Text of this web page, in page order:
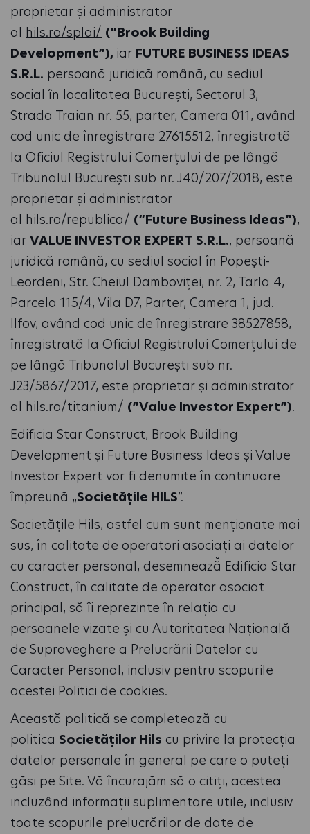
proprietar şi administrator
al hils.ro/splai/ (”Brook Building
Development”), iar FUTURE BUSINESS IDEAS
S.R.L. persoană juridică română, cu sediul
social în localitatea București, Sectorul 3,
Strada Traian nr. 55, parter, Camera 011, având
cod unic de înregistrare 27615512, înregistrată
la Oficiul Registrului Comerțului de pe lângă
Tribunalul București sub nr. J40/207/2018, este
proprietar și administrator
al hils.ro/republica/ (”Future Business Ideas”),
iar VALUE INVESTOR EXPERT S.R.L., persoană
juridică română, cu sediul social în Popești-
Leordeni, Str. Cheiul Damboviței, nr. 2, Tarla 4,
Parcela 115/4, Vila D7, Parter, Camera 1, jud.
Ilfov, având cod unic de înregistrare 38527858,
înregistrată la Oficiul Registrului Comerțului de
pe lângă Tribunalul București sub nr.
J23/5867/2017, este proprietar și administrator
al hils.ro/titanium/ (”Value Investor Expert”).
Edificia Star Construct, Brook Building
Development și Future Business Ideas și Value
Investor Expert vor fi denumite în continuare
împreună „Societățile HILS”.
Societățile Hils, astfel cum sunt menționate mai
sus, în calitate de operatori asociați ai datelor
cu caracter personal, desemnează̆ Edificia Star
Construct, în calitate de operator asociat
principal, să îi reprezinte în relația cu
persoanele vizate și cu Autoritatea Națională
de Supraveghere a Prelucrării Datelor cu
Caracter Personal, inclusiv pentru scopurile
acestei Politici de cookies.
Această politică se completează cu
politica Societăților Hils cu privire la protecția
datelor personale în general pe care o puteți
găsi pe Site. Vă încurajăm să o citiți, acestea
incluzând informații suplimentare utile, inclusiv
toate scopurile prelucrărilor de date de